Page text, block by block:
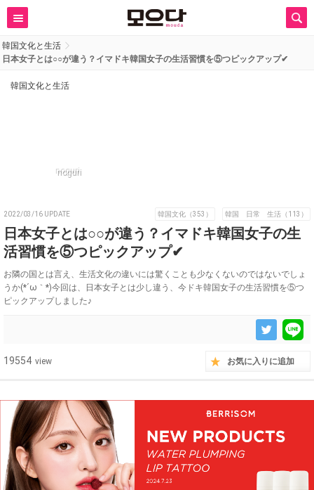
韓国文化と生活
日本女子とは○○が違う？イマドキ韓国女子の生活習慣を⑤つピックアップ✔
韓国文化と生活
noguri
2022/03/16 UPDATE 韓国文化（353） 韓国 日常 生活（113）
日本女子とは○○が違う？イマドキ韓国女子の生
活習慣を⑤つピックアップ✔
お隣の国とは言え、生活文化の違いには驚くことも少なくないのではないでしょ
うか(*´ω｀*)今回は、日本女子とは少し違う、今ドキ韓国女子の生活習慣を⑤つ
ピックアップしました♪
19554 view お気に入りに追加